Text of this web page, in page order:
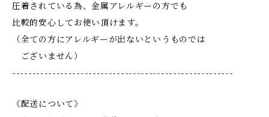
圧着されている為、金属アレルギーの方でも
比較的安心してお使い頂けます。
（全ての方にアレルギーが出ないというものでは
ございません）
-------------------------------------------------------
《配送について》